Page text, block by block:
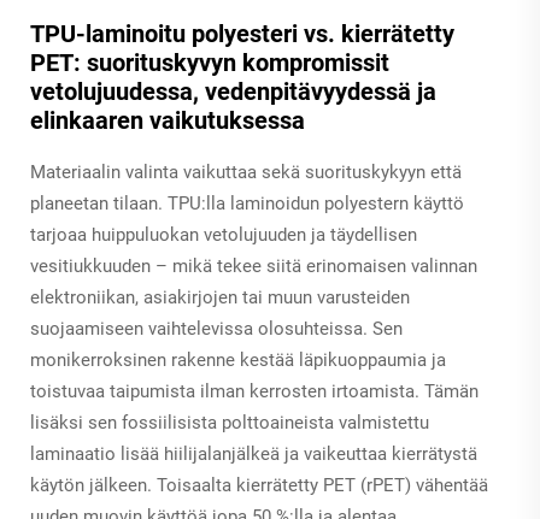
TPU-laminoitu polyesteri vs. kierrätetty
PET: suorituskyvyn kompromissit
vetolujuudessa, vedenpitävyydessä ja
elinkaaren vaikutuksessa
Materiaalin valinta vaikuttaa sekä suorituskykyyn että
planeetan tilaan. TPU:lla laminoidun polyestern käyttö
tarjoaa huippuluokan vetolujuuden ja täydellisen
vesitiukkuuden – mikä tekee siitä erinomaisen valinnan
elektroniikan, asiakirjojen tai muun varusteiden
suojaamiseen vaihtelevissa olosuhteissa. Sen
monikerroksinen rakenne kestää läpikuoppaumia ja
toistuvaa taipumista ilman kerrosten irtoamista. Tämän
lisäksi sen fossiilisista polttoaineista valmistettu
laminaatio lisää hiilijalanjälkeä ja vaikeuttaa kierrätystä
käytön jälkeen. Toisaalta kierrätetty PET (rPET) vähentää